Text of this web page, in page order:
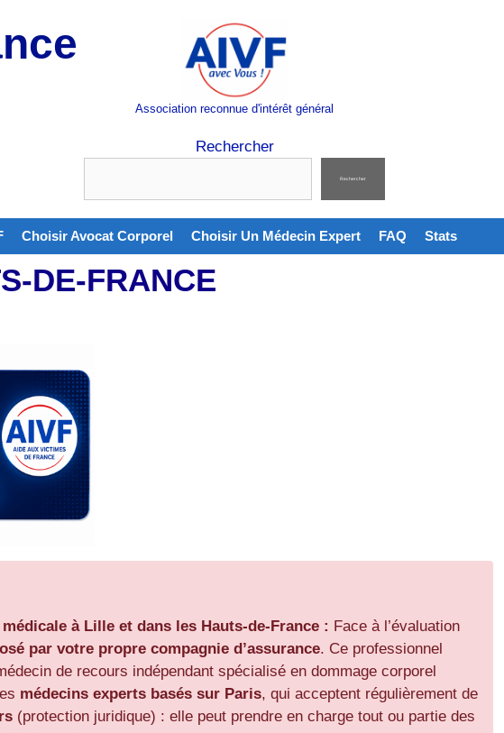
Association reconnue d'intérêt général
Rechercher
Rechercher
Choisir Avocat Corporel Choisir Un Médecin Expert FAQ Stats
DE-FRANCE
médicale à Lille et dans les Hauts-de-France : Face à l’évaluation
par votre propre compagnie d’assurance. Ce professionnel
de recours indépendant spécialisé en dommage corporel
médecins experts basés sur Paris, qui acceptent régulièrement de
(protection juridique) : elle peut prendre en charge tout ou partie des